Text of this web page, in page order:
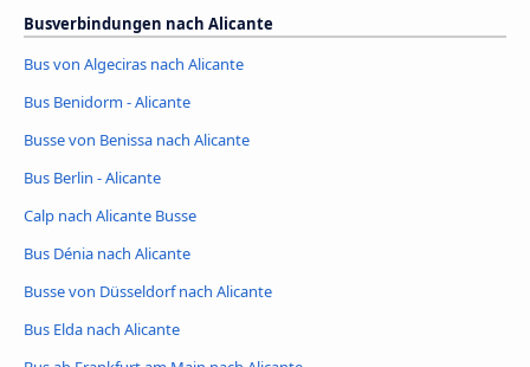
Busverbindungen nach Alicante
Bus von Algeciras nach Alicante
Bus Benidorm - Alicante
Busse von Benissa nach Alicante
Bus Berlin - Alicante
Calp nach Alicante Busse
Bus Dénia nach Alicante
Busse von Düsseldorf nach Alicante
Bus Elda nach Alicante